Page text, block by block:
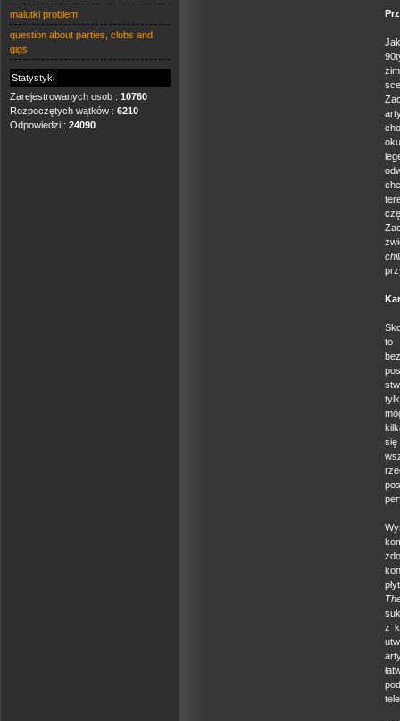
malutki problem
question about parties, clubs and
gigs
Statystyki
Zarejestrowanych osob : 10760
Rozpoczętych wątków : 6210
Odpowiedzi : 24090
to
z